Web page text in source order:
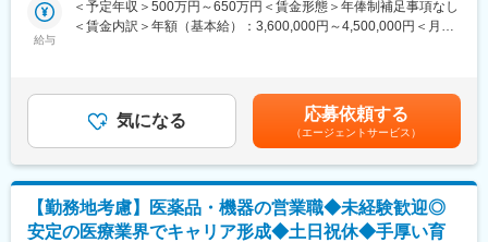
にくく、安定した売上を誇っています。
・当社は、東証プライム上場以来、10期連続で増収中のクオール
グループに属しており、主力事業を担っています。
＜社会貢献度の高さ＞
自身の売上・営業活動が患者さんのQOLの向上や病気から救うこ
とに繋がるため、やりがいをもって営業できます。
てキャリアをスタートできるポジションです。
当社は製薬・医療機器メーカーの営業業務を担う
2カ月の集中研修で業界の基礎から学べるため、医療業界が初めて
の方でも安心して挑戦できます。
営業職ならではの「提案スキル」だけでなく、専門知識を持って
医師などに提案するため、市場では需要が高まり、希少性も増し
ています。
・MRとは
給与
＜予定年収＞500万円～650万円＜賃金形態＞年俸制補足事項なし
＜賃金内訳＞年額（基本給）：3,600,000円～4,500,000円＜月額
動・四半期一時金：10万円（四半期に1回、10万円程度支給）※た
だし支給条件有。他、永続勤務報奨金（3年勤務5万円支給、5年
勤務10万円…）ございます。賃金はあくまでも目安の金額であ
り、選考を通じて上下する可能性があります。月給(月額)は固定手
当を含めた表記です。
気になる 応募依頼する
（エージェントサービス）
【勤務地考慮】医薬品・機器の営業職◆未経験歓迎◎
安定の医療業界でキャリア形成◆土日祝休◆手厚い育